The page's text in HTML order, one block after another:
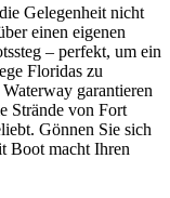
Gelegenheit nicht
einen eigenen
– perfekt, um ein
Floridas zu
garantieren
Strände von Fort
Gönnen Sie sich
Boot macht Ihren